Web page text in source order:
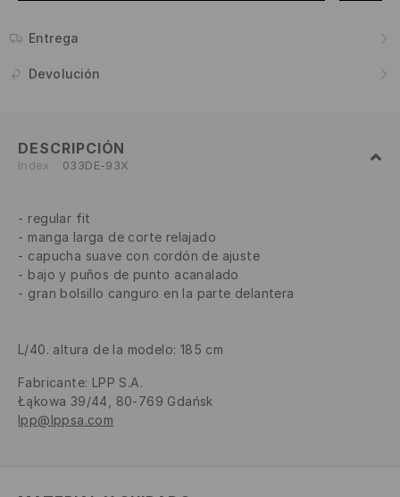
Entrega
Devolución
DESCRIPCIÓN
Index 033DE-93X
regular fit
manga larga de corte relajado
capucha suave con cordón de ajuste
bajo y puños de punto acanalado
gran bolsillo canguro en la parte delantera
L/40. altura de la modelo: 185 cm
Fabricante: LPP S.A.
Łąkowa 39/44, 80-769 Gdańsk
lpp@lppsa.com